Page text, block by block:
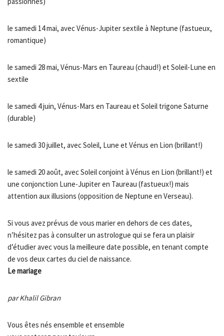
le samedi 14 mai, avec Vénus-Jupiter sextile à Neptune (fastueux,
romantique)
le samedi 28 mai, Vénus-Mars en Taureau (chaud!) et Soleil-Lune en
sextile
le samedi 4 juin, Vénus-Mars en Taureau et Soleil trigone Saturne
(durable)
le samedi 30 juillet, avec Soleil, Lune et Vénus en Lion (brillant!)
le samedi 20 août, avec Soleil conjoint à Vénus en Lion (brillant!) et
une conjonction Lune-Jupiter en Taureau (fastueux!) mais
attention aux illusions (opposition de Neptune en Verseau).
Si vous avez prévus de vous marier en dehors de ces dates,
n’hésitez pas à consulter un astrologue qui se fera un plaisir
d’étudier avec vous la meilleure date possible, en tenant compte
de vos deux cartes du ciel de naissance.
Le mariage
par Khalil Gibran
Vous êtes nés ensemble et ensemble